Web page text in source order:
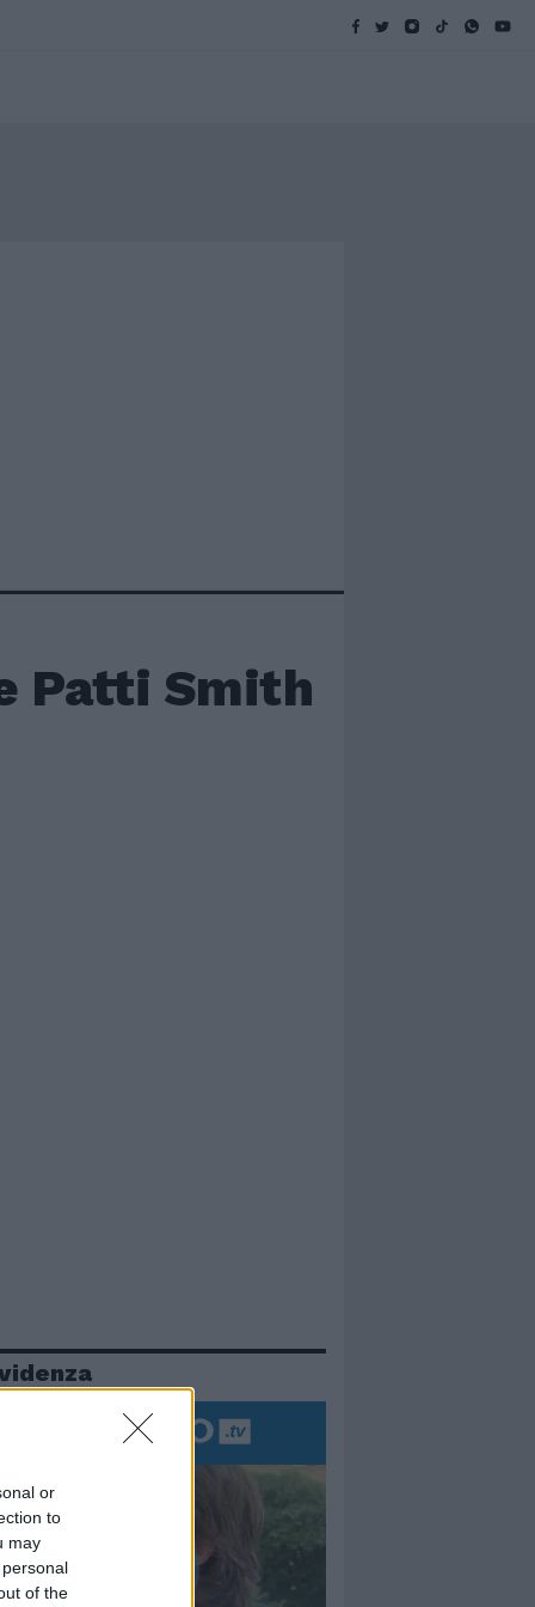
or
to
may
of the
Patti Smith